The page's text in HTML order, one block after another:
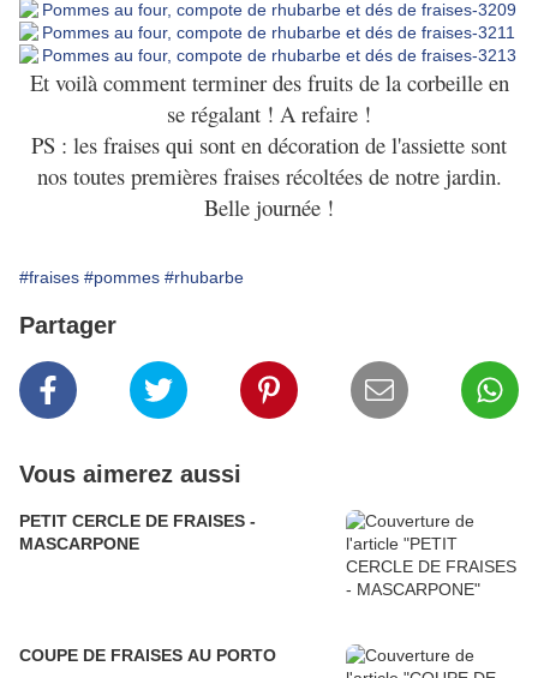
Et voilà comment terminer des fruits de la corbeille en
se régalant ! A refaire !
PS : les fraises qui sont en décoration de l'assiette sont
nos toutes premières fraises récoltées de notre jardin.
Belle journée !
#fraises #pommes #rhubarbe
Partager
Vous aimerez aussi
PETIT CERCLE DE FRAISES -
MASCARPONE
COUPE DE FRAISES AU PORTO